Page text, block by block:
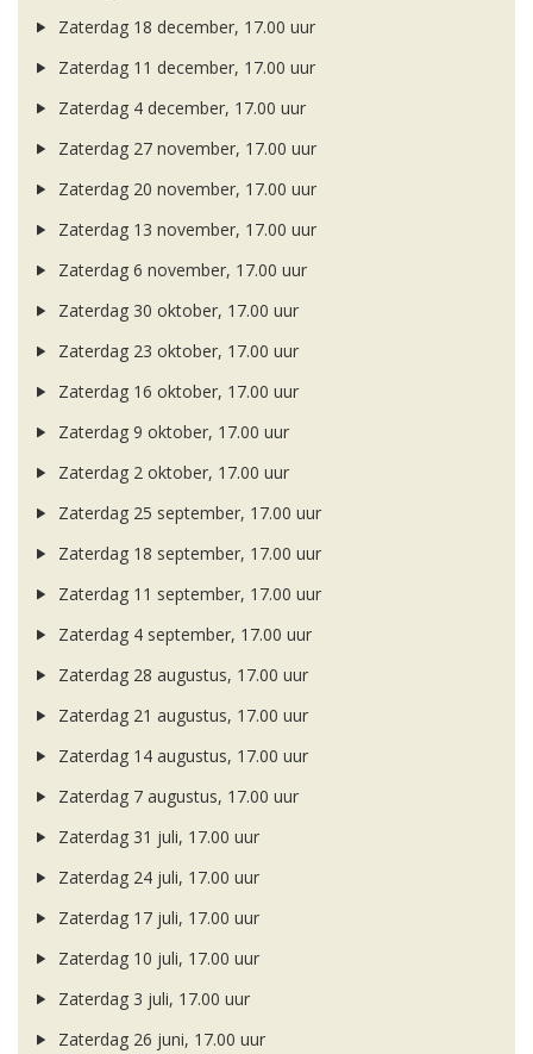
Zaterdag 18 december, 17.00 uur
Zaterdag 11 december, 17.00 uur
Zaterdag 4 december, 17.00 uur
Zaterdag 27 november, 17.00 uur
Zaterdag 20 november, 17.00 uur
Zaterdag 13 november, 17.00 uur
Zaterdag 6 november, 17.00 uur
Zaterdag 30 oktober, 17.00 uur
Zaterdag 23 oktober, 17.00 uur
Zaterdag 16 oktober, 17.00 uur
Zaterdag 9 oktober, 17.00 uur
Zaterdag 2 oktober, 17.00 uur
Zaterdag 25 september, 17.00 uur
Zaterdag 18 september, 17.00 uur
Zaterdag 11 september, 17.00 uur
Zaterdag 4 september, 17.00 uur
Zaterdag 28 augustus, 17.00 uur
Zaterdag 21 augustus, 17.00 uur
Zaterdag 14 augustus, 17.00 uur
Zaterdag 7 augustus, 17.00 uur
Zaterdag 31 juli, 17.00 uur
Zaterdag 24 juli, 17.00 uur
Zaterdag 17 juli, 17.00 uur
Zaterdag 10 juli, 17.00 uur
Zaterdag 3 juli, 17.00 uur
Zaterdag 26 juni, 17.00 uur